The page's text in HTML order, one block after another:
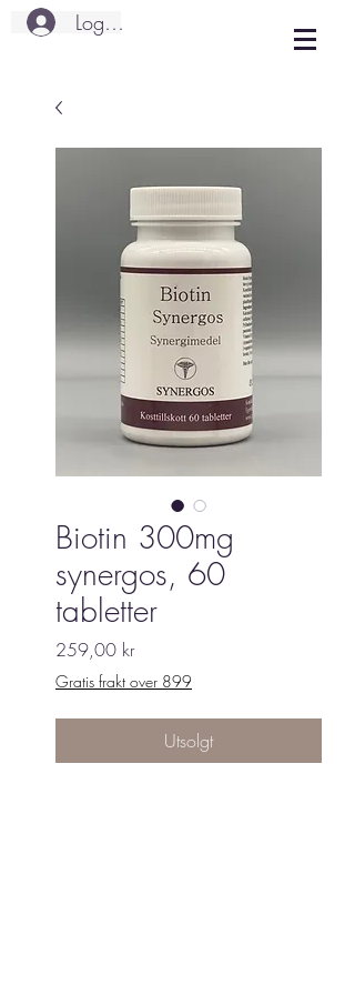
Logg inn
Biotin 300mg
synergos, 60
tabletter
259,00 krPris
Gratis frakt over 899
Utsolgt